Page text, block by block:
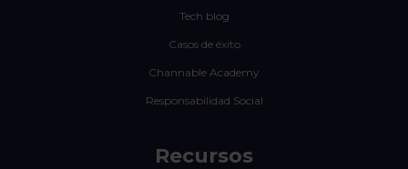
Tech blog
Casos de éxito
Channable Academy
Responsabilidad Social
Recursos